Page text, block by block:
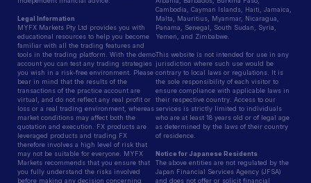
Legal Information
MYFX Markets Pty Ltd provides you with
educational resources to help you become
familiar with all the trading features and
tools in the trading platform. With the demo
account you can test any trading strategies
you wish in a risk-free environment. Please
bear in mind that the results of the
transactions of the practice account are
virtual, and do not reflect any real profit or
loss or a real trading environment, whereas
market conditions may affect both the
quotation and execution. FX products are
leveraged products and trading FX
therefore involves a high level of risk that
may not be suitable for everyone. MYFX
Markets recommends that you ensure that
you fully understand the risks involved
before making any decision concerning
Cambodia, Cayman Islands, Haiti, Jamaica,
Malta, Mauritius, Myanmar, Nicaragua,
Panama, Senegal, South Sudan, Syria,
Yemen, and Zimbabwe.
This website is not intended for use in any
jurisdiction where such use would be
contrary to local laws or regulations. It is
the sole responsibility of each visitor to
ensure compliance with applicable laws in
their respective country. Access to our
services is strictly limited to individuals
who are at least 18 years old or of legal age
as determined by the laws of their country
of residence.
Notice for Japanese Residents
The above entities are not regulated by the
Japan Financial Services Agency (JFSA)
and does not offer or solicit financial